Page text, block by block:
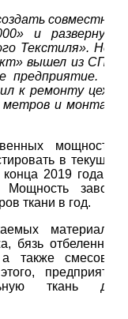
совместное
и развернуть
Текстиля». Но с
вышел из СП, и
предприятие. На
к ремонту цехов
и монтажу
мощностей
в текущем
2019 года —
завода
ткани в год.
материалов
бязь отбеленная,
также смесовая
предприятие
ткань для